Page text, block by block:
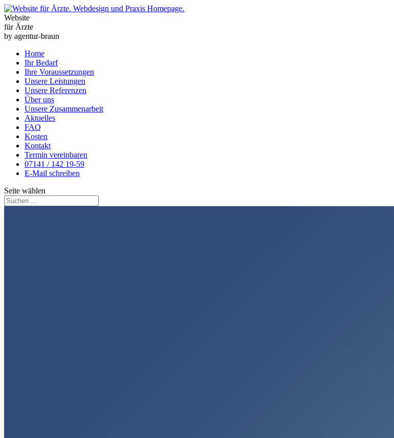
Website
für Ärzte
by agentur-braun
Home
Ihr Bedarf
Ihre Voraussetzungen
Unsere Leistungen
Unsere Referenzen
Über uns
Unsere Zusammenarbeit
Aktuelles
FAQ
Kosten
Kontakt
Termin vereinbaren
07141 / 142 19-59
E-Mail schreiben
Seite wählen